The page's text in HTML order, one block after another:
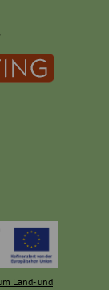
Land- und